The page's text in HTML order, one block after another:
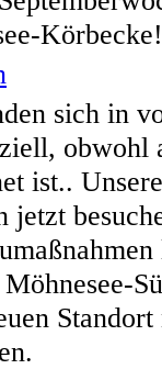
Körbecke!
sich in
obwohl
ist..
jetzt